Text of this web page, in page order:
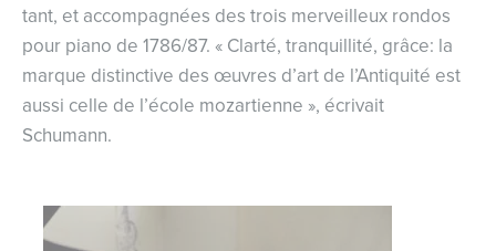
tant, et accompagnées des trois merveilleux rondos
pour piano de 1786/87. « Clarté, tranquillité, grâce: la
marque distinctive des œuvres d’art de l’Antiquité est
aussi celle de l’école mozartienne », écrivait
Schumann.